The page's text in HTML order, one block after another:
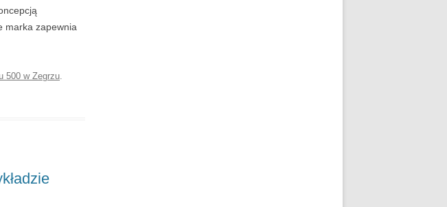
marka zapewnia
500 w Zegrzu.